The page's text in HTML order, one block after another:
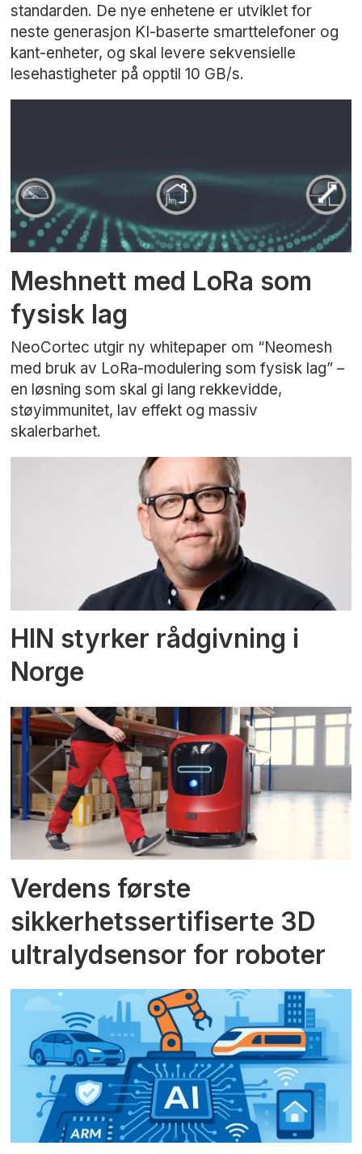
standarden. De nye enhetene er utviklet for
neste generasjon KI-baserte smarttelefoner og
kant-enheter, og skal levere sekvensielle
lesehastigheter på opptil 10 GB/s.
Meshnett med LoRa som
fysisk lag
NeoCortec utgir ny whitepaper om “Neomesh
med bruk av LoRa-modulering som fysisk lag” –
en løsning som skal gi lang rekkevidde,
støyimmunitet, lav effekt og massiv
skalerbarhet.
HIN styrker rådgivning i
Norge
Verdens første
sikkerhetssertifiserte 3D
ultralydsensor for roboter